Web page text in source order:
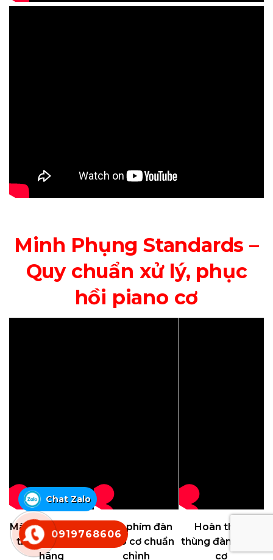
Minh Phụng Standards –
Quy chuẩn xử lý, phục
hồi piano cơ
Mài búa piano cơ
theo thông số
hãng
Xử lý phím đàn
piano cơ chuẩn
chỉnh
Hoàn thiện
thùng đàn piano
cơ
0919768606
Chat Zalo